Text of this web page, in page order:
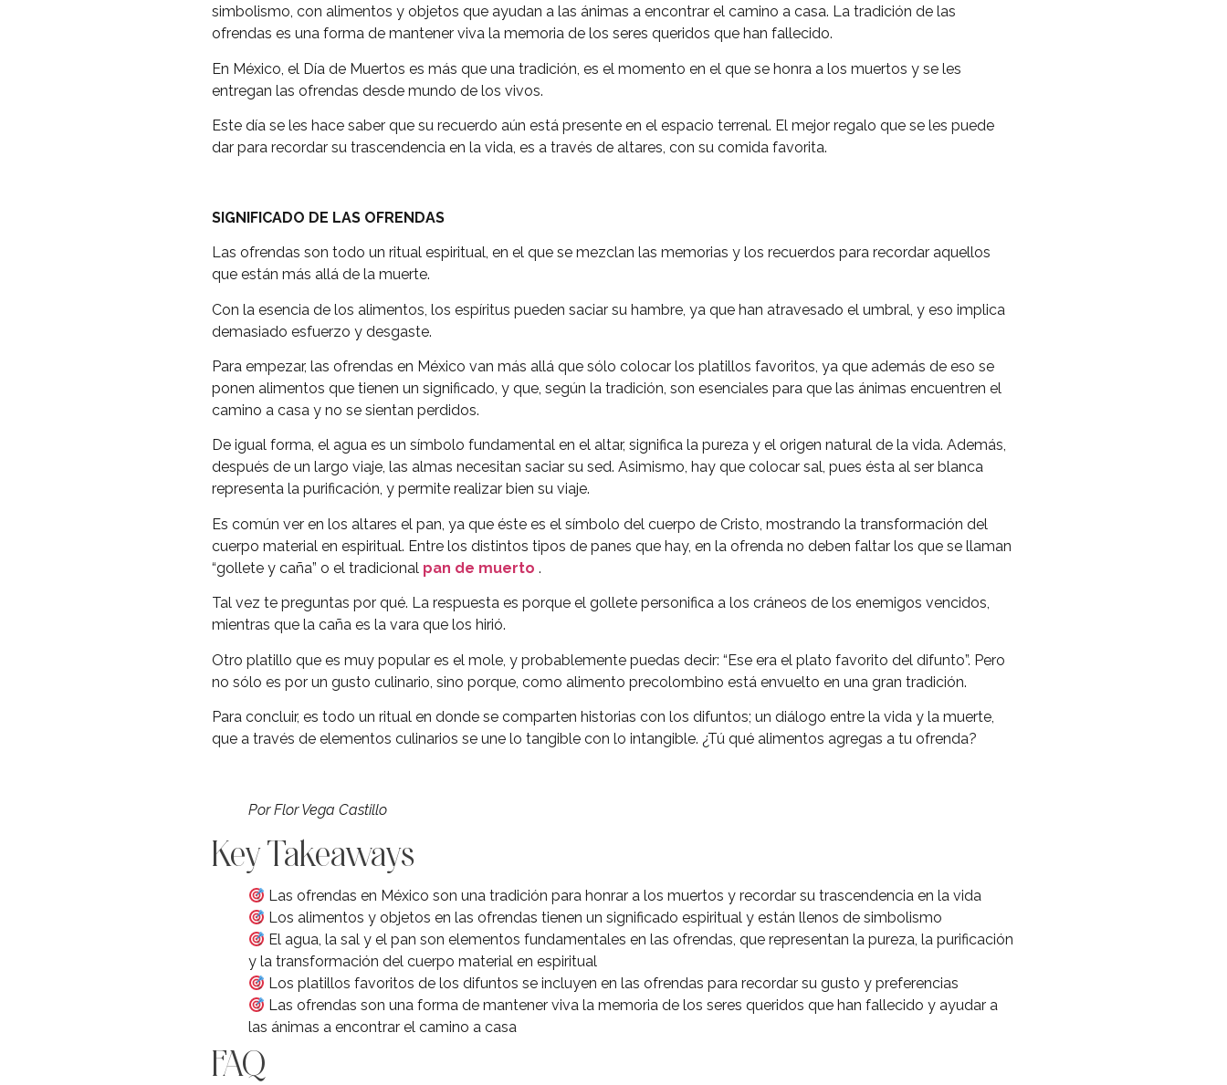
simbolismo, con alimentos y objetos que ayudan a las ánimas a encontrar el camino a casa. La tradición de las
ofrendas es una forma de mantener viva la memoria de los seres queridos que han fallecido.
En México, el Día de Muertos es más que una tradición, es el momento en el que se honra a los muertos y se les
entregan las ofrendas desde mundo de los vivos.
Este día se les hace saber que su recuerdo aún está presente en el espacio terrenal. El mejor regalo que se les puede
dar para recordar su trascendencia en la vida, es a través de altares, con su comida favorita.
SIGNIFICADO DE LAS OFRENDAS
Las ofrendas son todo un ritual espiritual, en el que se mezclan las memorias y los recuerdos para recordar aquellos
que están más allá de la muerte.
Con la esencia de los alimentos, los espíritus pueden saciar su hambre, ya que han atravesado el umbral, y eso implica
demasiado esfuerzo y desgaste.
Para empezar, las ofrendas en México van más allá que sólo colocar los platillos favoritos, ya que además de eso se
ponen alimentos que tienen un significado, y que, según la tradición, son esenciales para que las ánimas encuentren el
camino a casa y no se sientan perdidos.
De igual forma, el agua es un símbolo fundamental en el altar, significa la pureza y el origen natural de la vida. Además,
después de un largo viaje, las almas necesitan saciar su sed. Asimismo, hay que colocar sal, pues ésta al ser blanca
representa la purificación, y permite realizar bien su viaje.
Es común ver en los altares el pan, ya que éste es el símbolo del cuerpo de Cristo, mostrando la transformación del
cuerpo material en espiritual. Entre los distintos tipos de panes que hay, en la ofrenda no deben faltar los que se llaman
“gollete y caña” o el tradicional pan de muerto .
Tal vez te preguntas por qué. La respuesta es porque el gollete personifica a los cráneos de los enemigos vencidos,
mientras que la caña es la vara que los hirió.
Otro platillo que es muy popular es el mole, y probablemente puedas decir: “Ese era el plato favorito del difunto”. Pero
no sólo es por un gusto culinario, sino porque, como alimento precolombino está envuelto en una gran tradición.
Para concluir, es todo un ritual en donde se comparten historias con los difuntos; un diálogo entre la vida y la muerte,
que a través de elementos culinarios se une lo tangible con lo intangible. ¿Tú qué alimentos agregas a tu ofrenda?
Por Flor Vega Castillo
Key Takeaways
Las ofrendas en México son una tradición para honrar a los muertos y recordar su trascendencia en la vida
Los alimentos y objetos en las ofrendas tienen un significado espiritual y están llenos de simbolismo
El agua, la sal y el pan son elementos fundamentales en las ofrendas, que representan la pureza, la purificación
y la transformación del cuerpo material en espiritual
Los platillos favoritos de los difuntos se incluyen en las ofrendas para recordar su gusto y preferencias
Las ofrendas son una forma de mantener viva la memoria de los seres queridos que han fallecido y ayudar a
las ánimas a encontrar el camino a casa
FAQ